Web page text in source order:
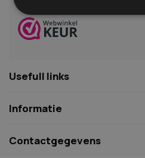
Usefull links
Informatie
Contactgegevens
Strikt noodzakelijk
Strikt noodzakelijke cookies
website kan niet goed